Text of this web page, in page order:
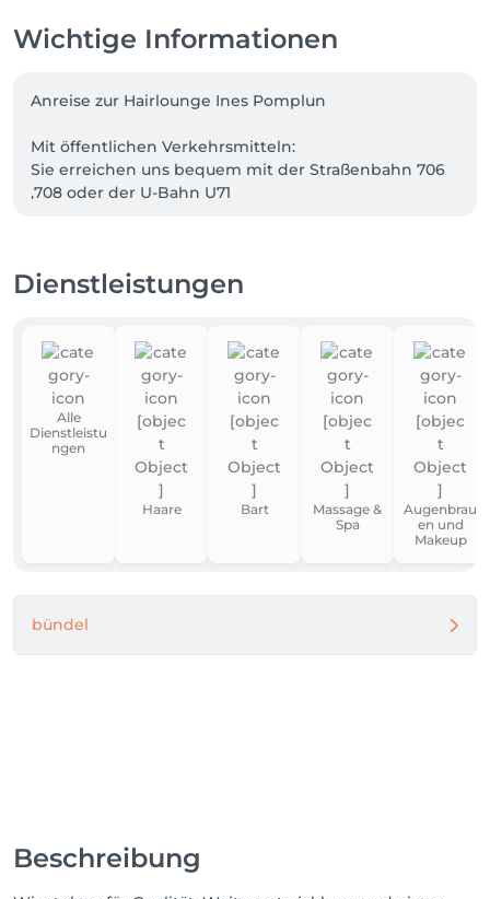
Wichtige Informationen
Anreise zur Hairlounge Ines Pomplun
Mit öffentlichen Verkehrsmitteln:
Sie erreichen uns bequem mit der Straßenbahn 706
,708 oder der U-Bahn U71
Parkplatz
- die Parkplätze auf der Rethelstraße sind ansonsten
kostenpflichtig
- kostenlose Parkmöglichkeiten finden Sie auf der
Graf-Recke-Straße, die nur wenige Gehminuten von
unserem Salon entfernt liegt
Wir freuen uns auf Ihren Besuch in der Hairlounge
Dienstleistungen
Alle
Dienstleistu
ngen
Haare Bart
Massage &
Spa
Augenbrau
en und
Makeup
bündel
Beschreibung